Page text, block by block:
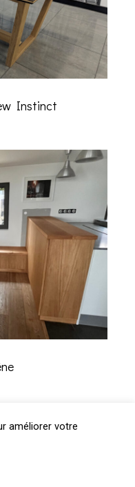
Instinct
améliorer votre